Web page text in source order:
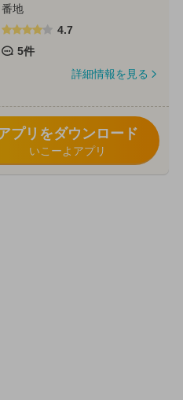
番地
4.7
5件
詳細情報を見る
プリをダウンロード
いこーよアプリ